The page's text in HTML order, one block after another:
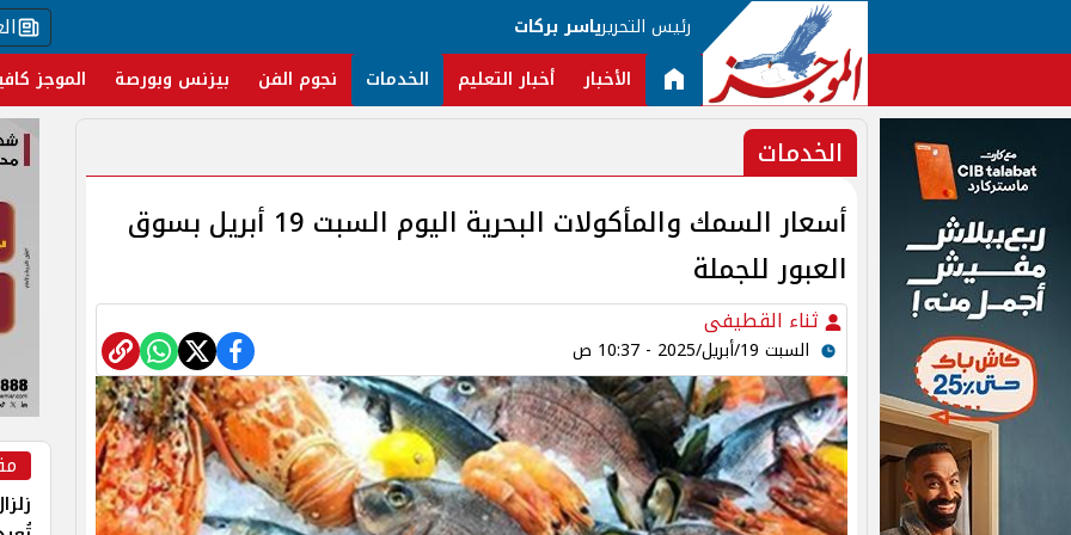
رئيس التحريرياسر بركات
الأخبار أخبار التعليم الخدمات نجوم الفن بيزنس وبورصة الموجز
الخدمات
أسعار السمك والمأكولات البحرية اليوم السبت 19 أبريل بسوق
العبور للجملة
ثناء القطيفى
السبت 19/أبريل/2025 - 10:37 ص